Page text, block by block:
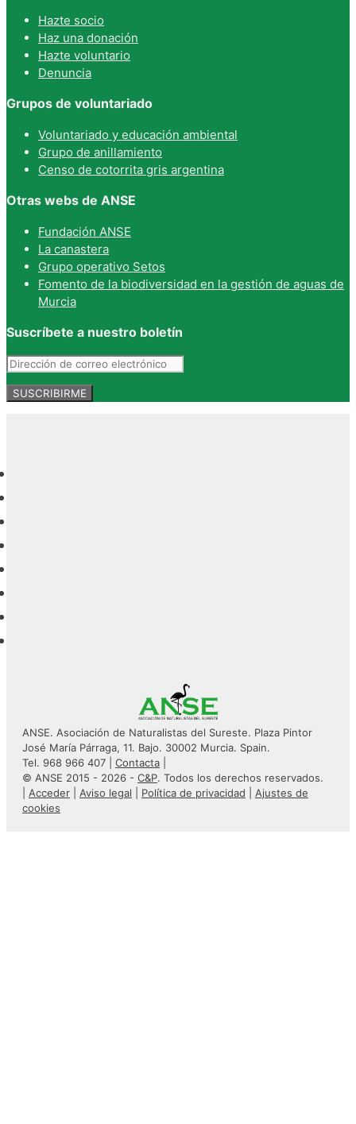
Hazte socio
Haz una donación
Hazte voluntario
Denuncia
Grupos de voluntariado
Voluntariado y educación ambiental
Grupo de anillamiento
Censo de cotorrita gris argentina
Otras webs de ANSE
Fundación ANSE
La canastera
Grupo operativo Setos
Fomento de la biodiversidad en la gestión de aguas de
Murcia
Suscríbete a nuestro boletín
ANSE. Asociación de Naturalistas del Sureste. Plaza Pintor
José María Párraga, 11. Bajo. 30002 Murcia. Spain.
Tel. 968 966 407 | Contacta
© ANSE 2015 - 2026 - C&P. Todos los derechos reservados.
Acceder Aviso legal Política de privacidad
Ajustes de
cookies